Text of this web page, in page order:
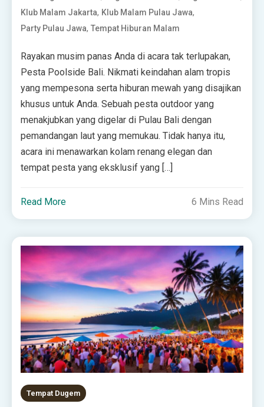
Klub Malam Jakarta, Klub Malam Pulau Jawa,
Party Pulau Jawa,Tempat Hiburan Malam
Rayakan musim panas Anda di acara tak terlupakan,
Pesta Poolside Bali. Nikmati keindahan alam tropis
yang mempesona serta hiburan mewah yang disajikan
khusus untuk Anda. Sebuah pesta outdoor yang
menakjubkan yang digelar di Pulau Bali dengan
pemandangan laut yang memukau. Tidak hanya itu,
acara ini menawarkan kolam renang elegan dan
tempat pesta yang eksklusif yang […]
Read More 6 Mins Read
Tempat Dugem